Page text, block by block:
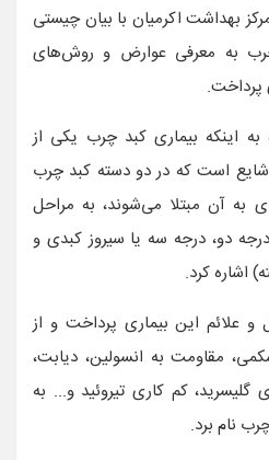
بهداشت اکرمیان با بیان چیستی
به معرفی عوارض و روش‌های
پرداخت.
به اینکه بیماری کبد چرب یکی از
است که در دو دسته کبد چرب
به آن مبتلا می‌شوند، به مراحل
دو، درجه سه یا سیروز کبدی و
اشاره کرد.
و علائم این بیماری پرداخت و از
مقاومت به انسولین، دیابت،
کم کاری تیروئید و... به
نام برد.